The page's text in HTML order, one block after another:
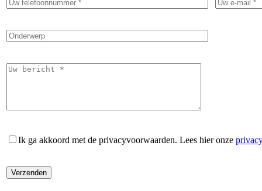
Ik ga akkoord met de privacyvoorwaarden. Lees hier onze